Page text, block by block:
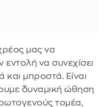
μας να
να συνεχίσει
μπροστά. Είναι
δυναμική ώθηση
τομέα,